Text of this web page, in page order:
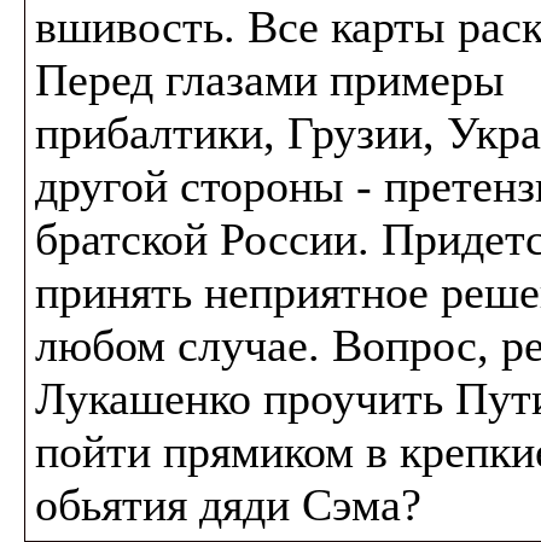
вшивость. Все карты
Перед глазами примеры
прибалтики, Грузии,
другой стороны -
братской России.
принять неприятное
любом случае. Вопрос,
Лукашенко проучить
пойти прямиком в
обьятия дяди Сэма?